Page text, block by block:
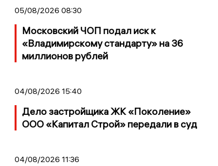
05/08/2026 08:30
Московский ЧОП подал иск к
«Владимирскому стандарту» на 36
миллионов рублей
04/08/2026 15:40
Дело застройщика ЖК «Поколение»
ООО «Капитал Строй» передали в суд
04/08/2026 11:36